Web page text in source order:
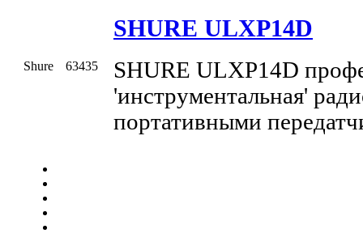
Shure 63435
SHURE ULXP14D
SHURE ULXP14D
'инструментальная'
портативными